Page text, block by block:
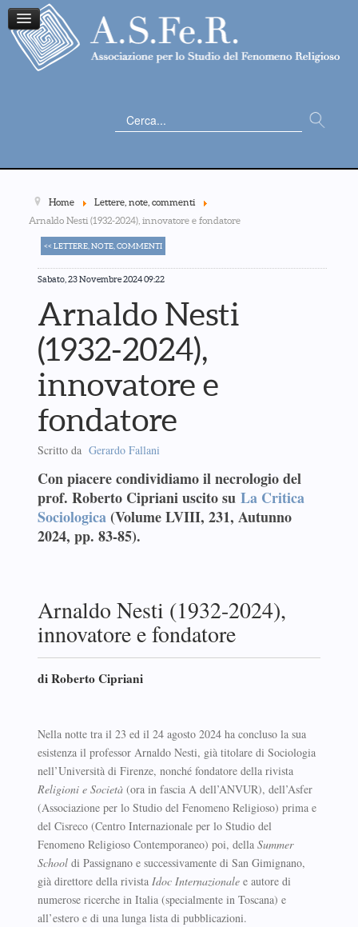
Cerca...
Home
Lettere, note, commenti
Arnaldo Nesti (1932-2024), innovatore e fondatore
<< LETTERE, NOTE, COMMENTI
Sabato, 23 Novembre 2024 09:22
Arnaldo Nesti
(1932-2024),
innovatore e
fondatore
Scritto da Gerardo Fallani
Con piacere condividiamo il necrologio del
prof. Roberto Cipriani uscito su La Critica
Sociologica(Volume LVIII, 231, Autunno
2024, pp. 83-85).
Arnaldo Nesti (1932-2024),
innovatore e fondatore
di Roberto Cipriani
Nella notte tra il 23 ed il 24 agosto 2024 ha concluso la sua
esistenza il professor Arnaldo Nesti, già titolare di Sociologia
nell’Università di Firenze, nonché fondatore della rivista
Religioni e Società(ora in fascia A dell’ANVUR), dell’Asfer
(Associazione per lo Studio del Fenomeno Religioso) prima e
del Cisreco (Centro Internazionale per lo Studio del
Fenomeno Religioso Contemporaneo) poi, della Summer
Schooldi Passignano e successivamente di San Gimignano,
già direttore della rivista Idoc Internazionalee autore di
numerose ricerche in Italia (specialmente in Toscana) e
all’estero e di una lunga lista di pubblicazioni.